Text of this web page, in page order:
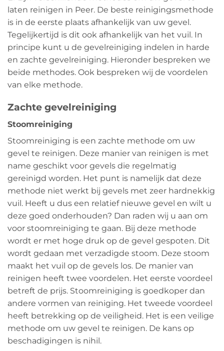
laten reinigen in Peer. De beste reinigingsmethode
is in de eerste plaats afhankelijk van uw gevel.
Tegelijkertijd is dit ook afhankelijk van het vuil. In
principe kunt u de gevelreiniging indelen in harde
en zachte gevelreiniging. Hieronder bespreken we
beide methodes. Ook bespreken wij de voordelen
van elke methode.
Zachte gevelreiniging
Stoomreiniging
Stoomreiniging is een zachte methode om uw
gevel te reinigen. Deze manier van reinigen is met
name geschikt voor gevels die regelmatig
gereinigd worden. Het punt is namelijk dat deze
methode niet werkt bij gevels met zeer hardnekkig
vuil. Heeft u dus een relatief nieuwe gevel en wilt u
deze goed onderhouden? Dan raden wij u aan om
voor stoomreiniging te gaan. Bij deze methode
wordt er met hoge druk op de gevel gespoten. Dit
wordt gedaan met verzadigde stoom. Deze stoom
maakt het vuil op de gevels los. De manier van
reinigen heeft twee voordelen. Het eerste voordeel
betreft de prijs. Stoomreiniging is goedkoper dan
andere vormen van reiniging. Het tweede voordeel
heeft betrekking op de veiligheid. Het is een veilige
methode om uw gevel te reinigen. De kans op
beschadigingen is nihil.